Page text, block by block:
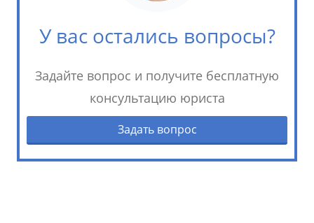
У вас остались вопросы?
Задайте вопрос и получите бесплатную
консультацию юриста
Задать вопрос